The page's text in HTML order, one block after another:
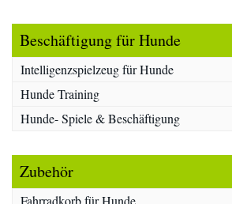
Beschäftigung für Hunde
Intelligenzspielzeug für Hunde
Hunde Training
Hunde- Spiele & Beschäftigung
Zubehör
Fahrradkorb für Hunde